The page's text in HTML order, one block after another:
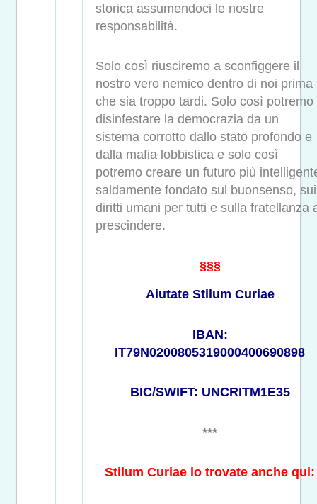
storica assumendoci le nostre
responsabilità.
Solo così riusciremo a sconfiggere il
nostro vero nemico dentro di noi prima
che sia troppo tardi. Solo così potremo
disinfestare la democrazia da un
sistema corrotto dallo stato profondo e
dalla mafia lobbistica e solo così
potremo creare un futuro più
saldamente fondato sul buonsenso, sui
diritti umani per tutti e sulla fratellanza
prescindere.
§§§
Aiutate Stilum Curiae
IBAN:
IT79N0200805319000400690898
BIC/SWIFT: UNCRITM1E35
***
Stilum Curiae lo trovate anche qui: